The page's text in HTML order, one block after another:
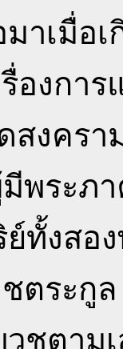
าเมื่อ
องกา
สงคร
พระภ
ทั้งสอ
ตระกู
ชตาม